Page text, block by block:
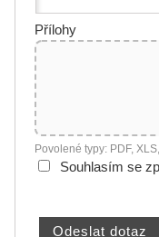
Přílohy
Povolené typy: PDF,
Souhlasím se